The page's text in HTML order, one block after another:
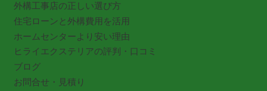
外構工事店の正しい選び方
住宅ローンと外構費用を活用
ホームセンターより安い理由
ヒライエクステリアの評判・口コミ
ブログ
お問合せ・見積り